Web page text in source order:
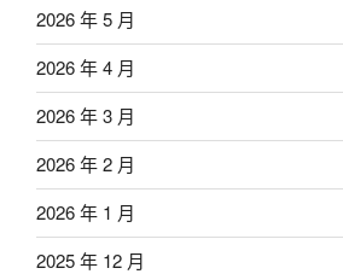
2026 年 5 月
2026 年 4 月
2026 年 3 月
2026 年 2 月
2026 年 1 月
2025 年 12 月